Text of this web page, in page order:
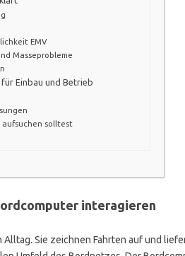
EMV
Masseprobleme
Einbau und Betrieb
aufsuchen solltest
interagieren
Sie zeichnen Fahrten auf und